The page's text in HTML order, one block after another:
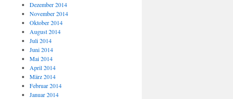
Dezember 2014
November 2014
Oktober 2014
August 2014
Juli 2014
Juni 2014
Mai 2014
April 2014
März 2014
Februar 2014
Januar 2014